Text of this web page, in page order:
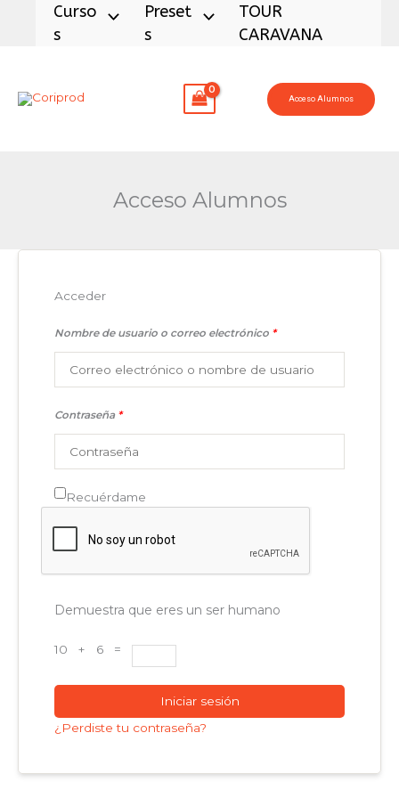
Curso
S
Preset
S
TOUR
CARAVANA
Acceso Alumnos
Acceso Alumnos
Acceder
Nombre de usuario o correo electrónico *
Contraseña *
Recuérdame
Demuestra que eres un ser humano
10 + 6 =
Iniciar sesión
¿Perdiste tu contraseña?